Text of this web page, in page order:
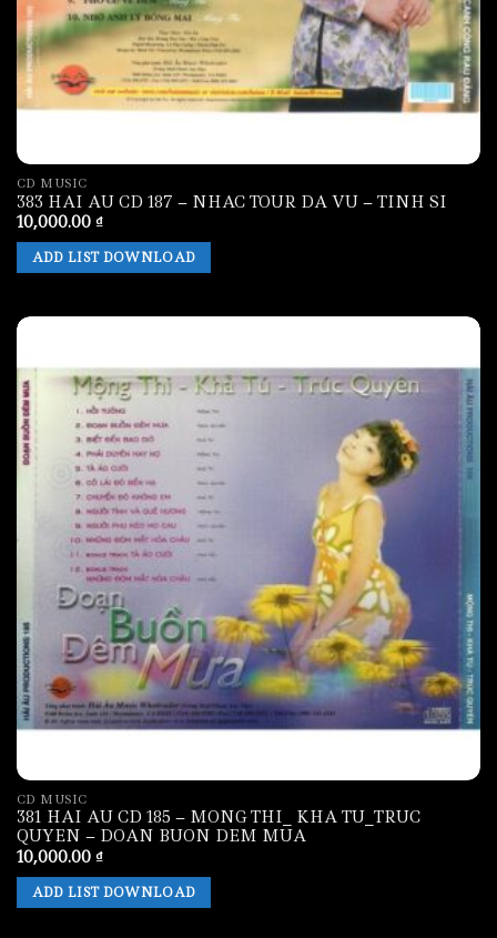
CD MUSIC
383 HAI AU CD 187 – NHAC TOUR DA VU – TINH SI
10,000.00 ₫
ADD LIST DOWNLOAD
CD MUSIC
381 HAI AU CD 185 – MONG THI_ KHA TU_TRUC
QUYEN – DOAN BUON DEM MUA
10,000.00 ₫
ADD LIST DOWNLOAD